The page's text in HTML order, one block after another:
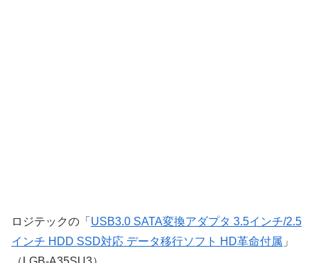
ロジテックの「 USB3.0 SATA変換アダプタ 3.5インチ/2.5
インチ HDD SSD対応 データ移行ソフト HD革命付属 」